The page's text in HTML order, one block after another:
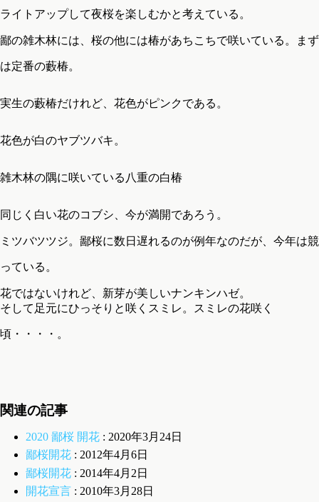
ライトアップして夜桜を楽しむかと考えている。
鄙の雑木林には、桜の他には椿があちこちで咲いている。まず
は定番の藪椿。
実生の藪椿だけれど、花色がピンクである。
花色が白のヤブツバキ。
雑木林の隅に咲いている八重の白椿
同じく白い花のコブシ、今が満開であろう。
ミツバツツジ。鄙桜に数日遅れるのが例年なのだが、今年は競
っている。
花ではないけれど、新芽が美しいナンキンハゼ。
そして足元にひっそりと咲くスミレ。スミレの花咲く
頃・・・・。
関連の記事
2020 鄙桜 開花: 2020年3月24日
鄙桜開花: 2012年4月6日
鄙桜開花: 2014年4月2日
開花宣言: 2010年3月28日